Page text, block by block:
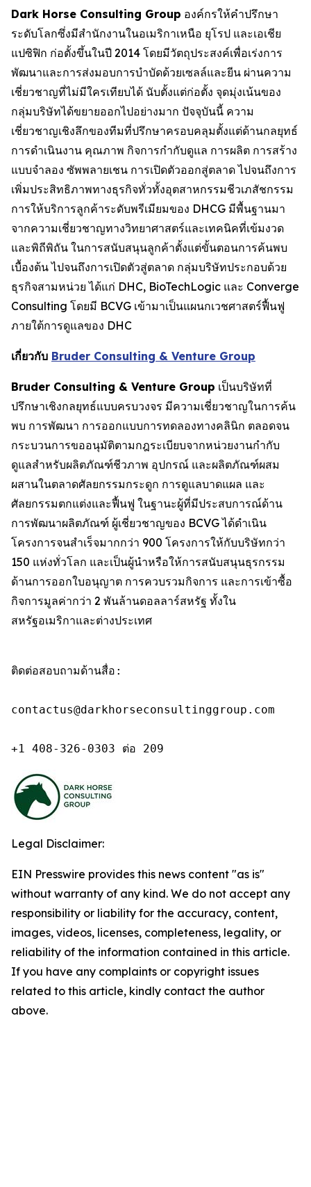
Dark Horse Consulting Group องค์กรให้คำปรึกษา
ระดับโลกซึ่งมีสำนักงานในอเมริกาเหนือ ยุโรป และเอเชีย
แปซิฟิก ก่อตั้งขึ้นในปี 2014 โดยมีวัตถุประสงค์เพื่อเร่งการ
พัฒนาและการส่งมอบการบำบัดด้วยเซลล์และยีน ผ่านความ
เชี่ยวชาญที่ไม่มีใครเทียบได้ นับตั้งแต่ก่อตั้ง จุดมุ่งเน้นของ
กลุ่มบริษัทได้ขยายออกไปอย่างมาก ปัจจุบันนี้ ความ
เชี่ยวชาญเชิงลึกของทีมที่ปรึกษาครอบคลุมตั้งแต่ด้านกลยุทธ์
การดำเนินงาน คุณภาพ กิจการกำกับดูแล การผลิต การสร้าง
แบบจำลอง ซัพพลายเชน การเปิดตัวออกสู่ตลาด ไปจนถึงการ
เพิ่มประสิทธิภาพทางธุรกิจทั่วทั้งอุตสาหกรรมชีวเภสัชกรรม
การให้บริการลูกค้าระดับพรีเมียมของ DHCG มีพื้นฐานมา
จากความเชี่ยวชาญทางวิทยาศาสตร์และเทคนิคที่เข้มงวด
และพิถีพิถัน ในการสนับสนุนลูกค้าตั้งแต่ขั้นตอนการค้นพบ
เบื้องต้น ไปจนถึงการเปิดตัวสู่ตลาด กลุ่มบริษัทประกอบด้วย
ธุรกิจสามหน่วย ได้แก่ DHC, BioTechLogic และ Converge
Consulting โดยมี BCVG เข้ามาเป็นแผนกเวชศาสตร์ฟื้นฟู
ภายใต้การดูแลของ DHC
เกี่ยวกับ Bruder Consulting & Venture Group
Bruder Consulting & Venture Group เป็นบริษัทที่
ปรึกษาเชิงกลยุทธ์แบบครบวงจร มีความเชี่ยวชาญในการค้น
พบ การพัฒนา การออกแบบการทดลองทางคลินิก ตลอดจน
กระบวนการขออนุมัติตามกฎระเบียบจากหน่วยงานกำกับ
ดูแลสำหรับผลิตภัณฑ์ชีวภาพ อุปกรณ์ และผลิตภัณฑ์ผสม
ผสานในตลาดศัลยกรรมกระดูก การดูแลบาดแผล และ
ศัลยกรรมตกแต่งและฟื้นฟู ในฐานะผู้ที่มีประสบการณ์ด้าน
การพัฒนาผลิตภัณฑ์ ผู้เชี่ยวชาญของ BCVG ได้ดำเนิน
โครงการจนสำเร็จมากกว่า 900 โครงการให้กับบริษัทกว่า
150 แห่งทั่วโลก และเป็นผู้นำหรือให้การสนับสนุนธุรกรรม
ด้านการออกใบอนุญาต การควบรวมกิจการ และการเข้าซื้อ
กิจการมูลค่ากว่า 2 พันล้านดอลลาร์สหรัฐ ทั้งใน
สหรัฐอเมริกาและต่างประเทศ
ติดต่อสอบถามด้านสื่อ:
contactus@darkhorseconsultinggroup.com
+1 408-326-0303 ต่อ 209
Legal Disclaimer:
EIN Presswire provides this news content "as is"
without warranty of any kind. We do not accept any
responsibility or liability for the accuracy, content,
images, videos, licenses, completeness, legality, or
reliability of the information contained in this article.
If you have any complaints or copyright issues
related to this article, kindly contact the author
above.